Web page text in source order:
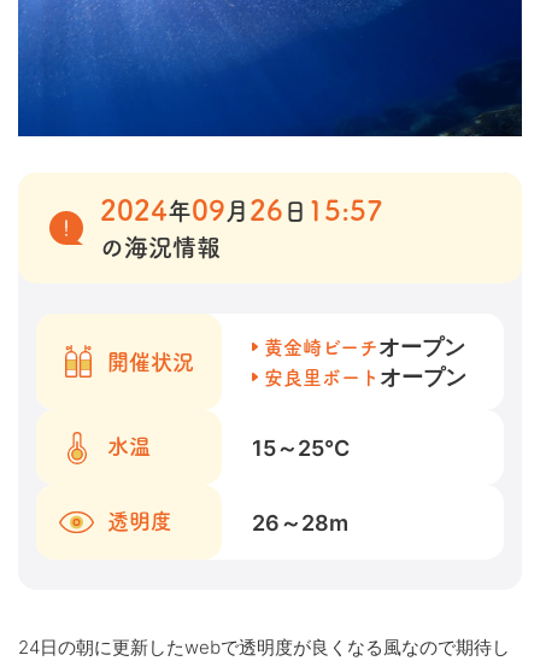
2024年09 月 26 日 15:57
の海況情報
開催状況
黄金崎ビーチオープン
安良里ボート オープン
水温 15～25℃
透明度 26～28m
24日の朝に更新したwebで透明度が良くなる風なので期待し